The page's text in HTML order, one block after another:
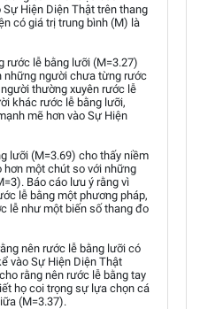
Hiện Diện Thật trên thang
có giá trị trung bình (M) là
rước lễ bằng lưỡi (M=3.27)
những người chưa từng rước
thường xuyên rước lễ
khác rước lễ bằng lưỡi,
mẽ hơn vào Sự Hiện
lưỡi (M=3.69) cho thấy niềm
hơn một chút so với những
Báo cáo lưu ý rằng vì
lễ bằng một phương pháp,
lễ như một biến số thang đo
nên rước lễ bằng lưỡi có
vào Sự Hiện Diện Thật
rằng nên rước lễ bằng tay
họ coi trọng sự lựa chọn cá
(M=3.37).